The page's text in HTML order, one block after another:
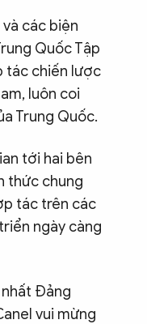
các biện
Quốc Tập
tác chiến lược
luôn coi
Trung Quốc.
tới hai bên
thức chung
tác trên các
ngày càng
nhất Đảng
vui mừng